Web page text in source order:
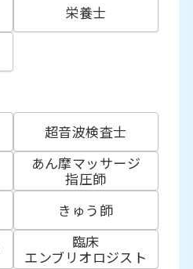
栄養士
超音波検査士
あん摩マッサージ
指圧師
きゅう師
臨床
エンブリオロジスト